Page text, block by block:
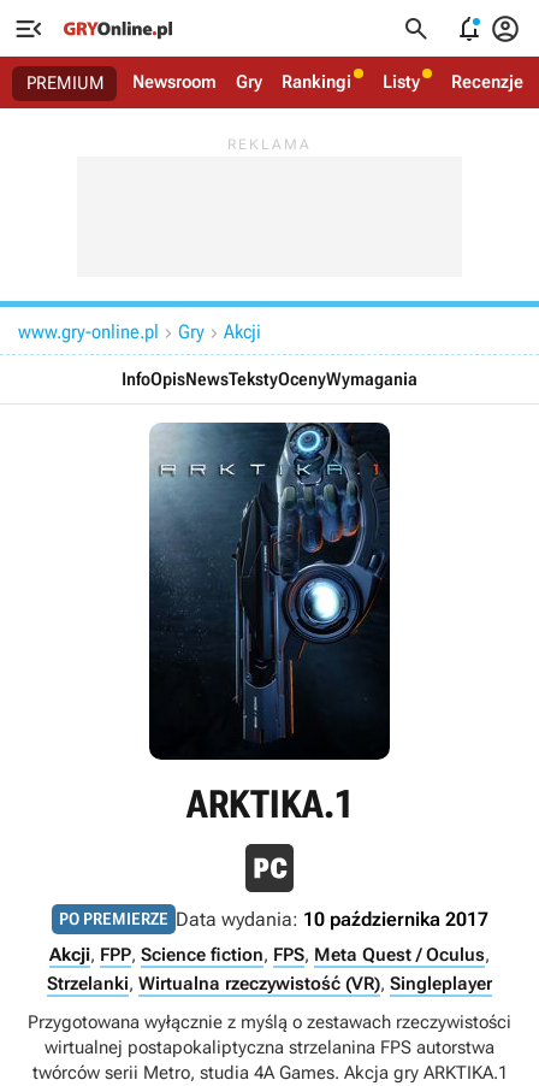
   
PREMIUM Newsroom Gry Rankingi Listy Recenzje
www.gry-online.pl  Gry  Akcji
InfoOpisNewsTekstyOcenyWymagania
ARKTIKA.1
PO PREMIERZE Data wydania: 10 października 2017
Akcji, FPP, Science fiction, FPS, Meta Quest / Oculus,
Strzelanki, Wirtualna rzeczywistość (VR), Singleplayer
Przygotowana wyłącznie z myślą o zestawach rzeczywistości
wirtualnej postapokaliptyczna strzelanina FPS autorstwa
twórców serii Metro, studia 4A Games. Akcja gry ARKTIKA.1